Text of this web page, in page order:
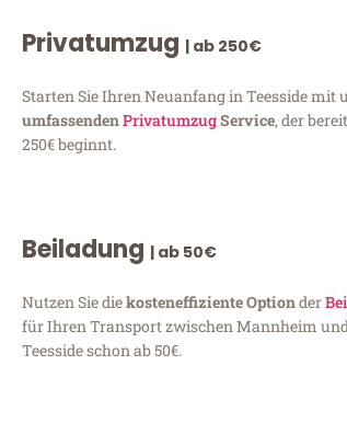
Privatumzug | ab 250€
Starten Sie Ihren Neuanfang in Teesside mit
umfassendenPrivatumzugService, der
250€ beginnt.
Beiladung | ab 50€
Nutzen Sie diekosteneffiziente Optionder
für Ihren Transport zwischen Mannheim und
Teesside schon ab 50€.